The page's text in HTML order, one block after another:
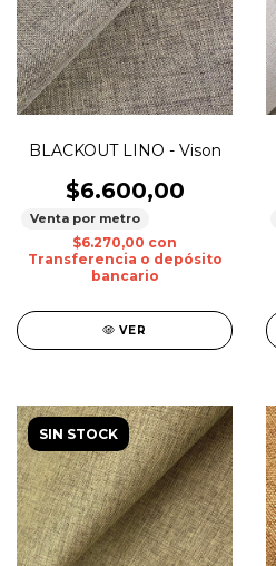
BLACKOUT LINO - Vison
$6.600,00
Venta por metro
$6.270,00 con
Transferencia o depósito
bancario
VER
SIN STOCK